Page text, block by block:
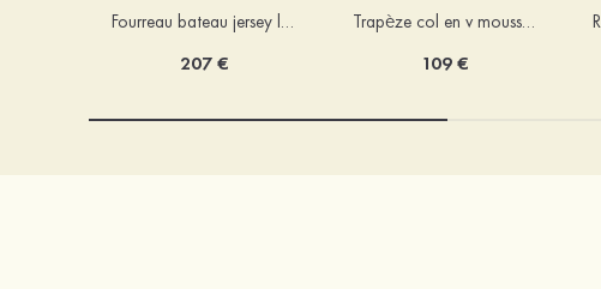
Fourreau bateau jersey longueur ras du sol robe de mère de la mariée avec appliqué fendue
207 €
Trapèze col en v mousseline longueur mollet robe de mère de la mariée avec plissé ceintures
109 €